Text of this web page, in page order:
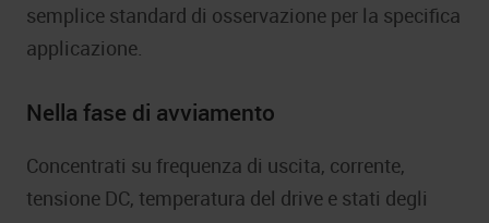
semplice standard di osservazione per la specifica
applicazione.
Nella fase di avviamento
Concentrati su frequenza di uscita, corrente,
tensione DC, temperatura del drive e stati degli